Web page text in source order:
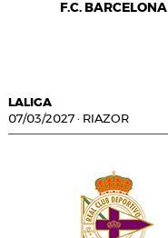
F.C. BARCELONA
LALIGA
07/03/2027 · RIAZOR